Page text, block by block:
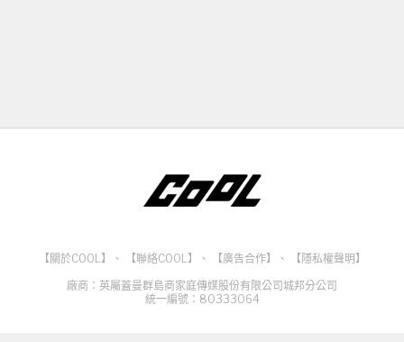
【關於COOL】 、 【聯絡COOL】 、 【廣告合作】 、
【隱私權聲明】
廠商：英屬蓋曼群島商家庭傳媒股份有限公司城邦分公司
統一編號：80333064